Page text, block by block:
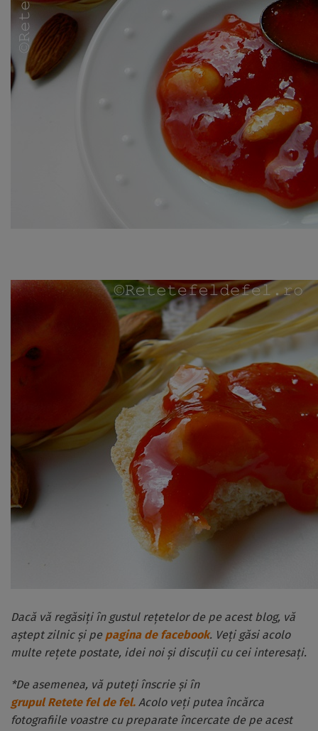
Dacă vă regăsiți în gustul rețetelor de pe acest blog, vă
aștept zilnic și pe pagina de facebook. Veți găsi acolo
multe rețete postate, idei noi și discuții cu cei interesați.
*De asemenea, vă puteți înscrie și în
grupul Retete fel de fel. Acolo veți putea încărca
fotografiile voastre cu preparate încercate de pe acest